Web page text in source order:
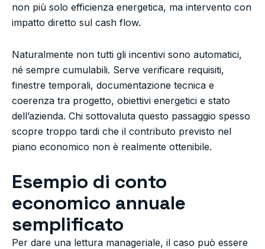
non più solo efficienza energetica, ma intervento con
impatto diretto sul cash flow.
Naturalmente non tutti gli incentivi sono automatici,
né sempre cumulabili. Serve verificare requisiti,
finestre temporali, documentazione tecnica e
coerenza tra progetto, obiettivi energetici e stato
dell’azienda. Chi sottovaluta questo passaggio spesso
scopre troppo tardi che il contributo previsto nel
piano economico non è realmente ottenibile.
Esempio di conto
economico annuale
semplificato
Per dare una lettura manageriale, il caso può essere